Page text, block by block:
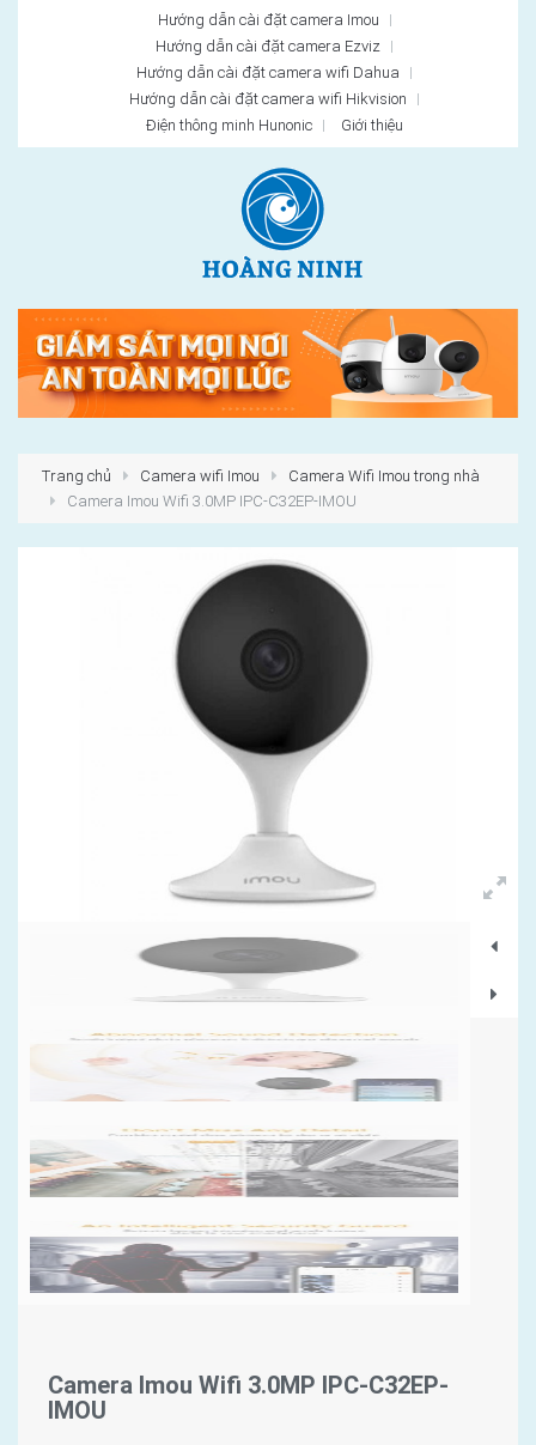
Hướng dẫn cài đặt camera Imou
Hướng dẫn cài đặt camera Ezviz
Hướng dẫn cài đặt camera wifi Dahua
Hướng dẫn cài đặt camera wifi Hikvision
Điện thông minh Hunonic
Giới thiệu
Trang chủ Camera wifi Imou
Camera Wifi Imou trong nhà
Camera Imou Wifi 3.0MP IPC-C32EP-IMOU
Camera Imou Wifi 3.0MP IPC-C32EP-
IMOU